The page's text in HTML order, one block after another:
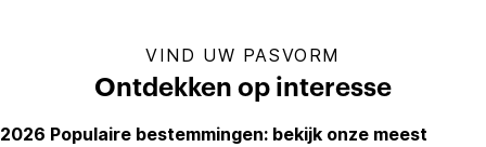
VIND UW PASVORM
Ontdekken op interesse
2026 Populaire bestemmingen: bekijk onze meest